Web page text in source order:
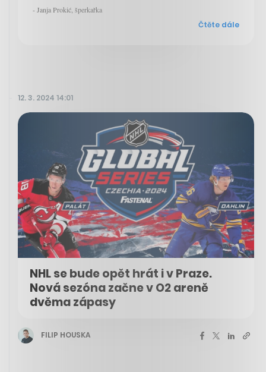
- Janja Prokić, šperkařka
Čtěte dále
12. 3. 2024 14:01
NHL se bude opět hrát i v Praze.
Nová sezóna začne v O2 areně
dvěma zápasy
FILIP HOUSKA